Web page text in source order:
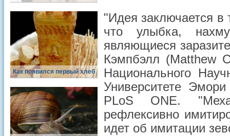
Как появился первый хлеб
"Идея заключается в
что улыбка,
являющиеся
Кэмпбэлл (Matthew
Национального
Университете
PLoS ONE.
рефлексивно
идет об имитации